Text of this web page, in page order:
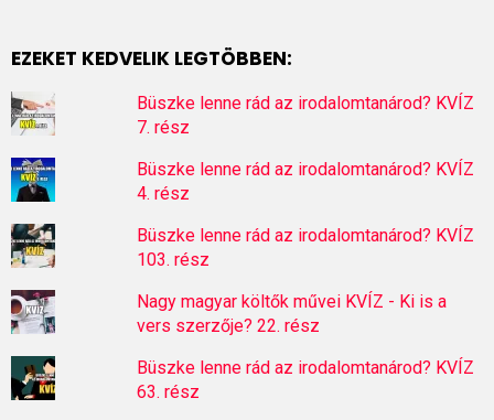
EZEKET KEDVELIK LEGTÖBBEN:
Büszke lenne rád az irodalomtanárod? KVÍZ
7. rész
Büszke lenne rád az irodalomtanárod? KVÍZ
4. rész
Büszke lenne rád az irodalomtanárod? KVÍZ
103. rész
Nagy magyar költők művei KVÍZ - Ki is a
vers szerzője? 22. rész
Büszke lenne rád az irodalomtanárod? KVÍZ
63. rész